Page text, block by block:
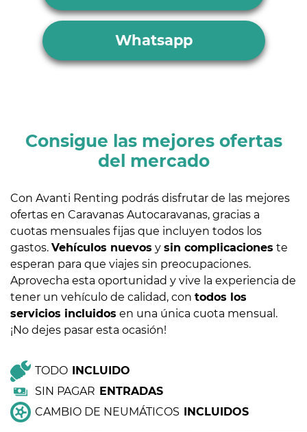
Whatsapp
Consigue las mejores ofertas
del mercado
Con Avanti Renting podrás disfrutar de las mejores
ofertas en Caravanas Autocaravanas, gracias a
cuotas mensuales fijas que incluyen todos los
gastos. Vehículos nuevos y sin complicaciones te
esperan para que viajes sin preocupaciones.
Aprovecha esta oportunidad y vive la experiencia de
tener un vehículo de calidad, con todos los
servicios incluidos en una única cuota mensual.
¡No dejes pasar esta ocasión!
TODO
INCLUIDO
SIN PAGAR ENTRADAS
CAMBIO DE NEUMÁTICOS
INCLUIDOS